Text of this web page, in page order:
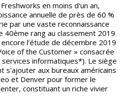
en moins d'un an,
annuelle de près de 60 %
par une vaste reconnaissance
40ème rang au classement 2019
l'étude de décembre 2019
of the Customer » consacrée
informatiques*). Le siège
s'ajouter aux bureaux américains
et Denver pour former le
constituant un riche vivier